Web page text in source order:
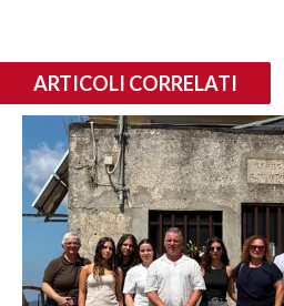
ARTICOLI CORRELATI